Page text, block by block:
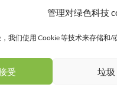
管理对绿色科技
我们使用 Cookie 等技术来存储和/
受 垃圾